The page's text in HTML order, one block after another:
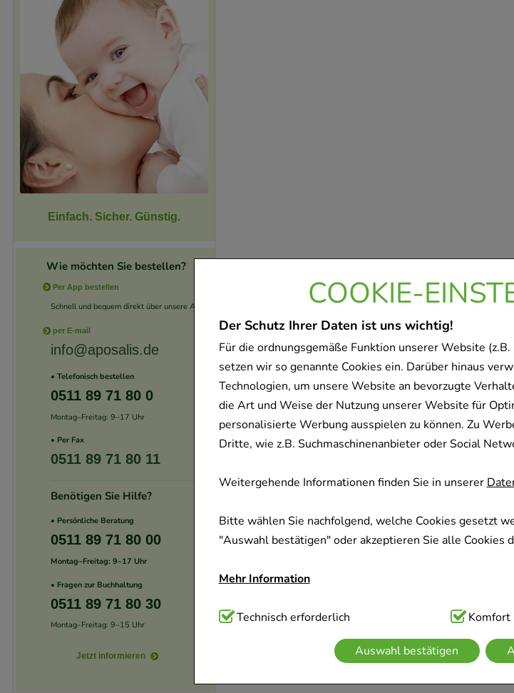
COOKIE-
Der Schutz Ihrer Daten ist uns wichtig!
Für die ordnungsgemäße Funktion unserer Website
setzen wir so genannte Cookies ein. Darüber hinaus
Technologien, um unsere Website an bevorzugte
die Art und Weise der Nutzung unserer Website für
personalisierte Werbung ausspielen zu können. Zu
Dritte, wie z.B. Suchmaschinenanbieter oder Social
Weitergehende Informationen finden Sie in unserer
Bitte wählen Sie nachfolgend, welche Cookies gesetzt
"Auswahl bestätigen" oder akzeptieren Sie alle Cookies
Mehr Information
Technisch Notwendig:Hierbei handelt es sich um
Website notwendig sind (z.B. Navigation, Warenkorb,
verzichtet werden kann.
Technisch erforderlich Komfort
Auswahl bestätigen
Einfach. Sicher. Günstig.
Wie möchten Sie bestellen?
Per App bestellen
Schnell und bequem direkt über unsere App.
per E-mail
info@aposalis.de
• Telefonisch bestellen
0511 89 71 80 0
Montag–Freitag: 9–17 Uhr
• Per Fax
0511 89 71 80 11
Benötigen Sie Hilfe?
• Persönliche Beratung
0511 89 71 80 00
Montag–Freitag: 9–17 Uhr
• Fragen zur Buchhaltung
0511 89 71 80 30
Montag–Freitag: 9–15 Uhr
Jetzt informieren